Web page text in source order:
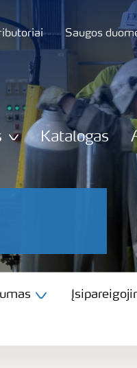
Saugos
Katalogas